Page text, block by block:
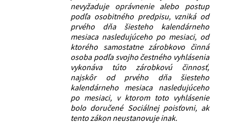
nevyžaduje oprávnenie alebo postup
podľa osobitného predpisu, vzniká od
prvého dňa šiesteho kalendárneho
mesiaca nasledujúceho po mesiaci, od
ktorého samostatne zárobkovo činná
osoba podľa svojho čestného vyhlásenia
vykonáva túto zárobkovú činnosť,
najskôr od prvého dňa šiesteho
kalendárneho mesiaca nasledujúceho
po mesiaci, v ktorom toto vyhlásenie
bolo doručené Sociálnej poisťovni, ak
tento zákon neustanovuje inak.